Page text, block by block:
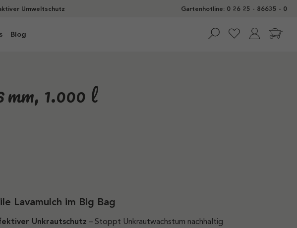
Umweltschutz Gartenhotline: 0 26 25 - 86635 - 0
Blog
mm, 1.000 l
Lavamulch im Big Bag
Unkrautschutz – Stoppt Unkrautwachstum nachhaltig